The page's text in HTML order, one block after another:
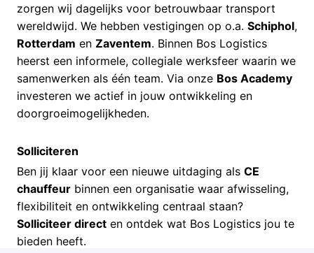
zorgen wij dagelijks voor betrouwbaar transport
wereldwijd. We hebben vestigingen op o.a. Schiphol,
Rotterdam en Zaventem. Binnen Bos Logistics
heerst een informele, collegiale werksfeer waarin we
samenwerken als één team. Via onze Bos Academy
investeren we actief in jouw ontwikkeling en
doorgroeimogelijkheden.
Solliciteren
Ben jij klaar voor een nieuwe uitdaging als CE
chauffeur binnen een organisatie waar afwisseling,
flexibiliteit en ontwikkeling centraal staan?
Solliciteer direct en ontdek wat Bos Logistics jou te
bieden heeft.